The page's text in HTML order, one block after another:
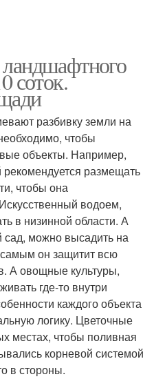
соток.
разбивку земли на
чтобы
объекты. Например,
размещать
чтобы она
водоем,
в низинной области. А
сад, можно высадить на
он защитит всю
А овощные культуры,
где-то внутри
каждого объекта
логику. Цветочные
местах, чтобы поливная
корневой системой
в стороны.